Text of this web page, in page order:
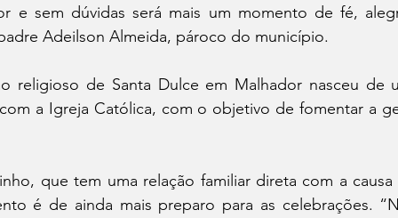
e sem dúvidas será mais um momento de fé,
Adeilson Almeida, pároco do município.
religioso de Santa Dulce em Malhador nasceu de
a Igreja Católica, com o objetivo de fomentar a
que tem uma relação familiar direta com a
é de ainda mais preparo para as celebrações.